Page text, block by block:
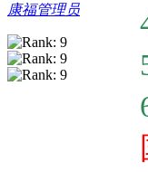
康福管理员